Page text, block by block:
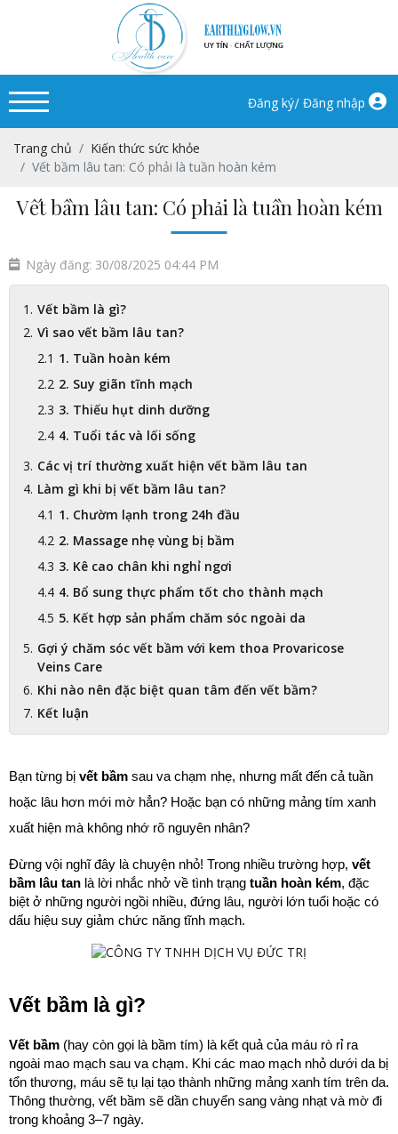
Đăng ký/ Đăng nhập
Trang chủ
Kiến thức sức khỏe
Vết bầm lâu tan: Có phải là tuần hoàn kém
Vết bầm lâu tan: Có phải là tuần hoàn kém
Ngày đăng: 30/08/2025 04:44 PM
Vết bầm là gì?
Vì sao vết bầm lâu tan?
1. Tuần hoàn kém
2. Suy giãn tĩnh mạch
3. Thiếu hụt dinh dưỡng
4. Tuổi tác và lối sống
Các vị trí thường xuất hiện vết bầm lâu tan
Làm gì khi bị vết bầm lâu tan?
1. Chườm lạnh trong 24h đầu
2. Massage nhẹ vùng bị bầm
3. Kê cao chân khi nghỉ ngơi
4. Bổ sung thực phẩm tốt cho thành mạch
5. Kết hợp sản phẩm chăm sóc ngoài da
Gợi ý chăm sóc vết bầm với kem thoa Provaricose
Veins Care
Khi nào nên đặc biệt quan tâm đến vết bầm?
Kết luận
Bạn từng bị vết bầm sau va chạm nhẹ, nhưng mất đến cả tuần
hoặc lâu hơn mới mờ hẳn? Hoặc bạn có những mảng tím xanh
xuất hiện mà không nhớ rõ nguyên nhân?
Đừng vội nghĩ đây là chuyện nhỏ! Trong nhiều trường hợp, vết
bầm lâu tan là lời nhắc nhở về tình trạng tuần hoàn kém, đặc
biệt ở những người ngồi nhiều, đứng lâu, người lớn tuổi hoặc có
dấu hiệu suy giảm chức năng tĩnh mạch.
Vết bầm là gì?
Vết bầm (hay còn gọi là bầm tím) là kết quả của máu rò rỉ ra
ngoài mao mạch sau va chạm. Khi các mao mạch nhỏ dưới da bị
tổn thương, máu sẽ tụ lại tạo thành những mảng xanh tím trên da.
Thông thường, vết bầm sẽ dần chuyển sang vàng nhạt và mờ đi
trong khoảng 3–7 ngày.